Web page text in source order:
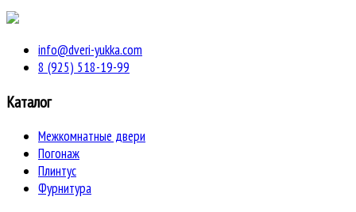
info@dveri-yukka.com
8 (925) 518-19-99
Каталог
Межкомнатные двери
Погонаж
Плинтус
Фурнитура